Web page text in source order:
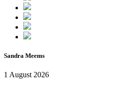
Sandra Meems
1 August 2026